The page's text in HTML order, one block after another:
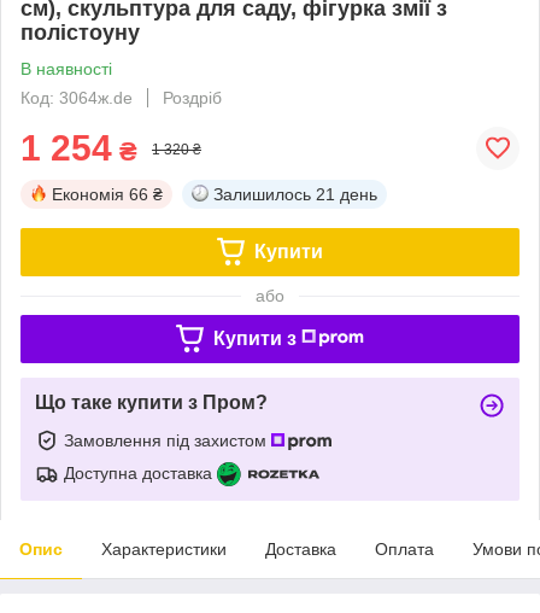
см), скульптура для саду, фігурка змії з
полістоуну
В наявності
Код: 3064ж.de
Роздріб
1 254 ₴ 1 320 ₴
Економія 66 ₴ Залишилось 21 день
Купити
або
Купити з
Що таке купити з Пром?
Замовлення під захистом
Доступна доставка
Опис Характеристики Доставка Оплата Умови